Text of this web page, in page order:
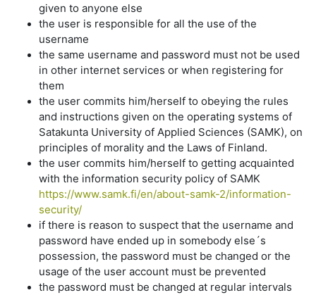
given to anyone else
the user is responsible for all the use of the
username
the same username and password must not be used
in other internet services or when registering for
them
the user commits him/herself to obeying the rules
and instructions given on the operating systems of
Satakunta University of Applied Sciences (SAMK), on
principles of morality and the Laws of Finland.
the user commits him/herself to getting acquainted
with the information security policy of SAMK
https://www.samk.fi/en/about-samk-2/information-
security/
if there is reason to suspect that the username and
password have ended up in somebody else´s
possession, the password must be changed or the
usage of the user account must be prevented
the password must be changed at regular intervals